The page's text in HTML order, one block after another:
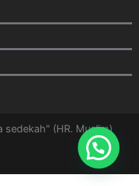
sedekah" (HR. Muslim)